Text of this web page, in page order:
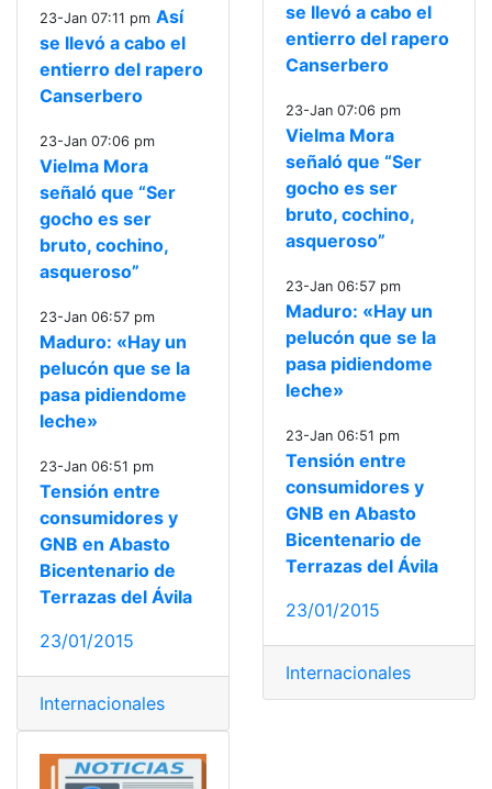
23-Jan 07:11 pm Así
se llevó a cabo el
entierro del rapero
Canserbero
23-Jan 07:06 pm
Vielma Mora
señaló que “Ser
gocho es ser
bruto, cochino,
asqueroso”
23-Jan 06:57 pm
Maduro: «Hay un
pelucón que se la
pasa pidiendome
leche»
23-Jan 06:51 pm
Tensión entre
consumidores y
GNB en Abasto
Bicentenario de
Terrazas del Ávila
23/01/2015
Internacionales
se llevó a cabo el
entierro del rapero
Canserbero
23-Jan 07:06 pm
Vielma Mora
señaló que “Ser
gocho es ser
bruto, cochino,
asqueroso”
23-Jan 06:57 pm
Maduro: «Hay un
pelucón que se la
pasa pidiendome
leche»
23-Jan 06:51 pm
Tensión entre
consumidores y
GNB en Abasto
Bicentenario de
Terrazas del Ávila
23/01/2015
Internacionales